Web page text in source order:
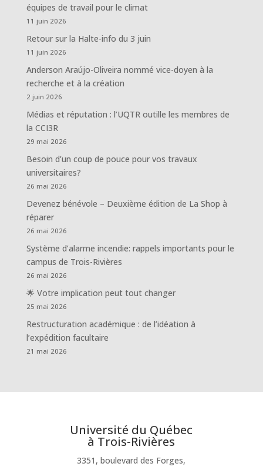
équipes de travail pour le climat
11 juin 2026
Retour sur la Halte-info du 3 juin
11 juin 2026
Anderson Araújo-Oliveira nommé vice-doyen à la
recherche et à la création
2 juin 2026
Médias et réputation : l’UQTR outille les membres de
la CCI3R
29 mai 2026
Besoin d’un coup de pouce pour vos travaux
universitaires?
26 mai 2026
Devenez bénévole – Deuxième édition de La Shop à
réparer
26 mai 2026
Système d’alarme incendie: rappels importants pour le
campus de Trois-Rivières
26 mai 2026
🌟 Votre implication peut tout changer
25 mai 2026
Restructuration académique : de l’idéation à
l’expédition facultaire
21 mai 2026
Université du Québec
à Trois-Rivières
3351, boulevard des Forges,